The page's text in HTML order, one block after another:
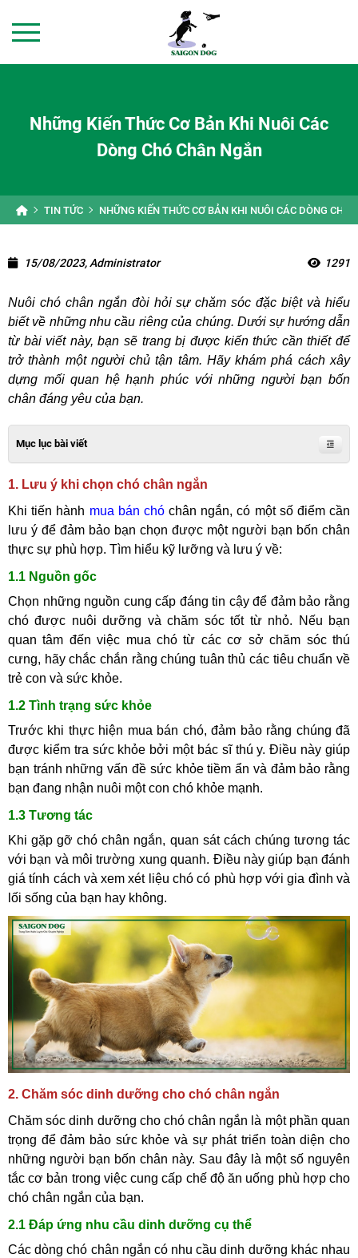
Những Kiến Thức Cơ Bản Khi Nuôi Các
Dòng Chó Chân Ngắn
TIN TỨC NHỮNG KIẾN THỨC CƠ BẢN KHI NUÔI CÁC DÒNG CHÓ
15/08/2023, Administrator 1291
Nuôi chó chân ngắn đòi hỏi sự chăm sóc đặc biệt và hiểu
biết về những nhu cầu riêng của chúng. Dưới sự hướng dẫn
từ bài viết này, bạn sẽ trang bị được kiến thức cần thiết để
trở thành một người chủ tận tâm. Hãy khám phá cách xây
dựng mối quan hệ hạnh phúc với những người bạn bốn
chân đáng yêu của bạn.
Mục lục bài viết
1. Lưu ý khi chọn chó chân ngắn
Khi tiến hành mua bán chóchân ngắn, có một số điểm cần
lưu ý để đảm bảo bạn chọn được một người bạn bốn chân
thực sự phù hợp. Tìm hiểu kỹ lưỡng và lưu ý về:
1.1 Nguồn gốc
Chọn những nguồn cung cấp đáng tin cậy để đảm bảo rằng
chó được nuôi dưỡng và chăm sóc tốt từ nhỏ. Nếu bạn
quan tâm đến việc mua chó từ các cơ sở chăm sóc thú
cưng, hãy chắc chắn rằng chúng tuân thủ các tiêu chuẩn về
trẻ con và sức khỏe.
1.2 Tình trạng sức khỏe
Trước khi thực hiện mua bán chó, đảm bảo rằng chúng đã
được kiểm tra sức khỏe bởi một bác sĩ thú y. Điều này giúp
bạn tránh những vấn đề sức khỏe tiềm ẩn và đảm bảo rằng
bạn đang nhận nuôi một con chó khỏe mạnh.
1.3 Tương tác
Khi gặp gỡ chó chân ngắn, quan sát cách chúng tương tác
với bạn và môi trường xung quanh. Điều này giúp bạn đánh
giá tính cách và xem xét liệu chó có phù hợp với gia đình và
lối sống của bạn hay không.
2. Chăm sóc dinh dưỡng cho chó chân ngắn
Chăm sóc dinh dưỡng cho chó chân ngắn là một phần quan
trọng để đảm bảo sức khỏe và sự phát triển toàn diện cho
những người bạn bốn chân này. Sau đây là một số nguyên
tắc cơ bản trong việc cung cấp chế độ ăn uống phù hợp cho
chó chân ngắn của bạn.
2.1 Đáp ứng nhu cầu dinh dưỡng cụ thể
Các dòng chó chân ngắn có nhu cầu dinh dưỡng khác nhau